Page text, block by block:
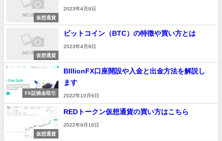
仮想通貨
2023年4月9日
仮想通貨
ビットコイン（BTC）の特徴や買い方とは
2023年4月9日
FX証拠金取引
BIllionFX口座開設や入金と出金方法を解説し
ます
2022年10月6日
仮想通貨
REDトークン仮想通貨の買い方はこちら
2022年9月16日